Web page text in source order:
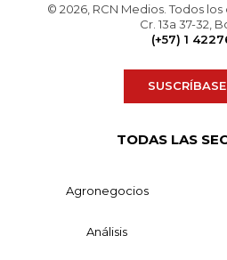
© 2026, RCN Medios. Todos
Cr. 13a 37-32,
(+57) 1
SUSCRÍBASE
TODAS LAS
Agronegocios
Análisis